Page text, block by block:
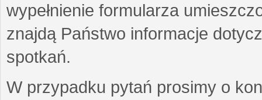
wypełnienie formularza
znajdą Państwo informacje
spotkań.
W przypadku pytań prosimy o